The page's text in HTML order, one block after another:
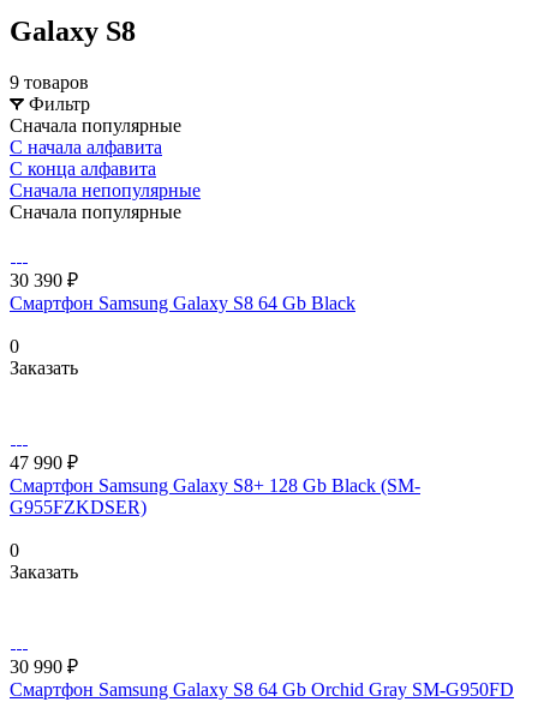
Galaxy S8
9 товаров
Фильтр
Сначала популярные
С начала алфавита
С конца алфавита
Сначала непопулярные
Сначала популярные
30 390 ₽
Смартфон Samsung Galaxy S8 64 Gb Black
0
Заказать
47 990 ₽
Смартфон Samsung Galaxy S8+ 128 Gb Black (SM-
G955FZKDSER)
0
Заказать
30 990 ₽
Смартфон Samsung Galaxy S8 64 Gb Orchid Gray SM-G950FD